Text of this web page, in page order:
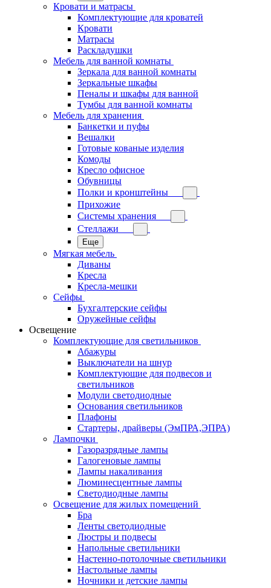
Кровати и матрасы
Комплектующие для кроватей
Кровати
Матрасы
Раскладушки
Мебель для ванной комнаты
Зеркала для ванной комнаты
Зеркальные шкафы
Пеналы и шкафы для ванной
Тумбы для ванной комнаты
Мебель для хранения
Банкетки и пуфы
Вешалки
Готовые кованые изделия
Комоды
Кресло офисное
Обувницы
Полки и кронштейны
Прихожие
Системы хранения
Стеллажи
Еще
Мягкая мебель
Диваны
Кресла
Кресла-мешки
Сейфы
Бухгалтерские сейфы
Оружейные сейфы
Освещение
Комплектующие для светильников
Абажуры
Выключатели на шнур
Комплектующие для подвесов и
светильников
Модули светодиодные
Основания светильников
Плафоны
Стартеры, драйверы (ЭмПРА,ЭПРА)
Лампочки
Газоразрядные лампы
Галогеновые лампы
Лампы накаливания
Люминесцентные лампы
Светодиодные лампы
Освещение для жилых помещений
Бра
Ленты светодиодные
Люстры и подвесы
Напольные светильники
Настенно-потолочные светильники
Настольные лампы
Ночники и детские лампы